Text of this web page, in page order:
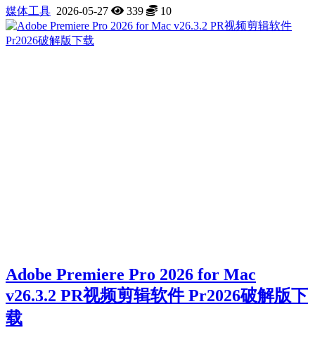
媒体工具 2026-05-27 339 10
Adobe Premiere Pro 2026 for Mac
v26.3.2 PR视频剪辑软件 Pr2026破解版下
载